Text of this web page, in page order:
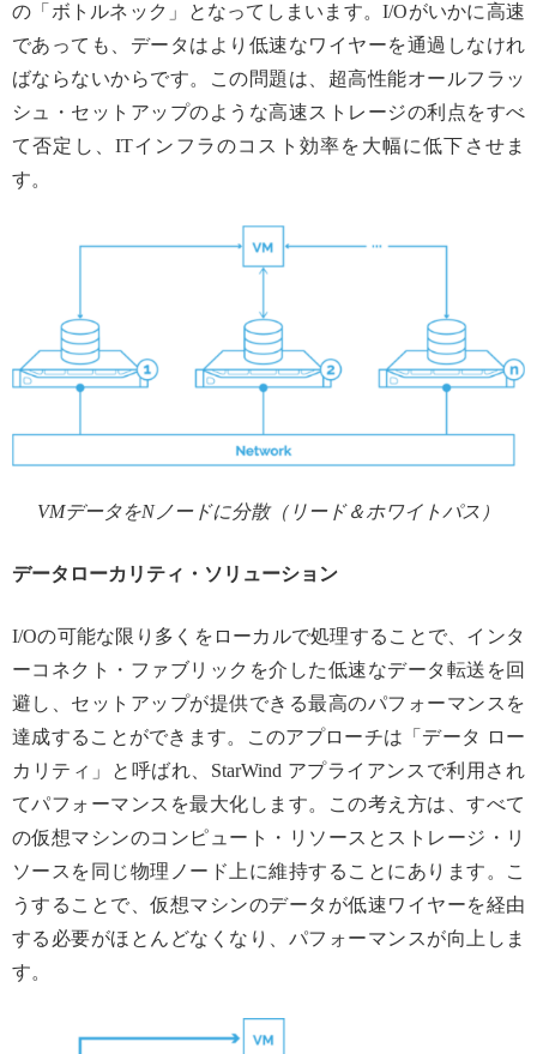
の「ボトルネック」となってしまいます。I/Oがいかに高速
であっても、データはより低速なワイヤーを通過しなけれ
ばならないからです。この問題は、超高性能オールフラッ
シュ・セットアップのような高速ストレージの利点をすべ
て否定し、ITインフラのコスト効率を大幅に低下させま
す。
VMデータをNノードに分散（リード＆ホワイトパス）
データローカリティ・ソリューション
I/Oの可能な限り多くをローカルで処理することで、インタ
ーコネクト・ファブリックを介した低速なデータ転送を回
避し、セットアップが提供できる最高のパフォーマンスを
達成することができます。このアプローチは「データ ロー
カリティ」と呼ばれ、StarWind アプライアンスで利用され
てパフォーマンスを最大化します。この考え方は、すべて
の仮想マシンのコンピュート・リソースとストレージ・リ
ソースを同じ物理ノード上に維持することにあります。こ
うすることで、仮想マシンのデータが低速ワイヤーを経由
する必要がほとんどなくなり、パフォーマンスが向上しま
す。